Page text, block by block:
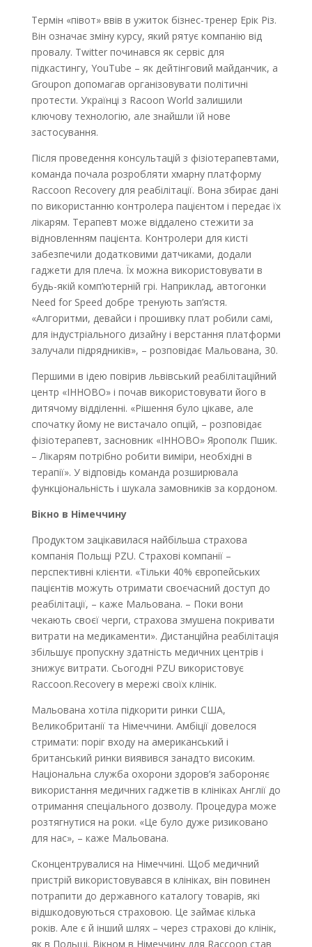
Термін «півот» ввів в ужиток бізнес-тренер Ерік Різ.
Він означає зміну курсу, який рятує компанію від
провалу. Twitter починався як сервіс для
підкастингу, YouTube – як дейтінговий майданчик, а
Groupon допомагав організовувати політичні
протести. Українці з Racoon World залишили
ключову технологію, але знайшли їй нове
застосування.
Після проведення консультацій з фізіотерапевтами,
команда почала розробляти хмарну платформу
Raccoоn Recovery для реабілітації. Вона збирає дані
по використанню контролера пацієнтом і передає їх
лікарям. Терапевт може віддалено стежити за
відновленням пацієнта. Контролери для кисті
забезпечили додатковими датчиками, додали
гаджети для плеча. Їх можна використовувати в
будь-якій комп’ютерній грі. Наприклад, автогонки
Need for Speed ​​добре тренують зап’ястя.
«Алгоритми, девайси і прошивку плат робили самі,
для індустріального дизайну і верстання платформи
залучали підрядників», – розповідає Мальована, 30.
Першими в ідею повірив львівський реабілітаційний
центр «ІННОВО» і почав використовувати його в
дитячому відділенні. «Рішення було цікаве, але
спочатку йому не вистачало опцій, – розповідає
фізіотерапевт, засновник «ІННОВО» Ярополк Пшик.
– Лікарям потрібно робити виміри, необхідні в
терапії». У відповідь команда розширювала
функціональність і шукала замовників за кордоном.
Вікно в Німеччину
Продуктом зацікавилася найбільша страхова
компанія Польщі PZU. Страхові компанії –
перспективні клієнти. «Тільки 40% європейських
пацієнтів можуть отримати своєчасний доступ до
реабілітації, – каже Мальована. – Поки вони
чекають своєї черги, страхова змушена покривати
витрати на медикаменти». Дистанційна реабілітація
збільшує пропускну здатність медичних центрів і
знижує витрати. Сьогодні PZU використовує
Raccoоn.Recovery в мережі своїх клінік.
Мальована хотіла підкорити ринки США,
Великобританії та Німеччини. Амбіції довелося
стримати: поріг входу на американський і
британський ринки виявився занадто високим.
Національна служба охорони здоров’я забороняє
використання медичних гаджетів в клініках Англії до
отримання спеціального дозволу. Процедура може
розтягнутися на роки. «Це було дуже ризиковано
для нас», – каже Мальована.
Сконцентрувалися на Німеччині. Щоб медичний
пристрій використовувався в клініках, він повинен
потрапити до державного каталогу товарів, які
відшкодовуються страховою. Це займає кілька
років. Але є й інший шлях – через страхові до клінік,
як в Польщі. Вікном в Німеччину для Raccoon став